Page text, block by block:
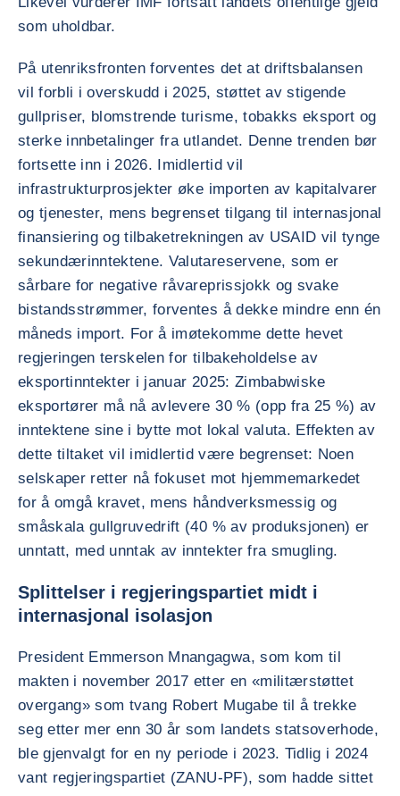
som uholdbar.
På utenriksfronten forventes det at driftsbalansen
vil forbli i overskudd i 2025, støttet av stigende
gullpriser, blomstrende turisme, tobakks eksport og
sterke innbetalinger fra utlandet. Denne trenden bør
fortsette inn i 2026. Imidlertid vil
infrastrukturprosjekter øke importen av kapitalvarer
og tjenester, mens begrenset tilgang til internasjonal
finansiering og tilbaketrekningen av USAID vil tynge
sekundærinntektene. Valutareservene, som er
sårbare for negative råvareprissjokk og svake
bistandsstrømmer, forventes å dekke mindre enn én
måneds import. For å imøtekomme dette hevet
regjeringen terskelen for tilbakeholdelse av
eksportinntekter i januar 2025: Zimbabwiske
eksportører må nå avlevere 30 % (opp fra 25 %) av
inntektene sine i bytte mot lokal valuta. Effekten av
dette tiltaket vil imidlertid være begrenset: Noen
selskaper retter nå fokuset mot hjemmemarkedet
for å omgå kravet, mens håndverksmessig og
småskala gullgruvedrift (40 % av produksjonen) er
unntatt, med unntak av inntekter fra smugling.
Splittelser i regjeringspartiet midt i
internasjonal isolasjon
President Emmerson Mnangagwa, som kom til
makten i november 2017 etter en «militærstøttet
overgang» som tvang Robert Mugabe til å trekke
seg etter mer enn 30 år som landets statsoverhode,
ble gjenvalgt for en ny periode i 2023. Tidlig i 2024
vant regjeringspartiet (ZANU-PF), som hadde sittet